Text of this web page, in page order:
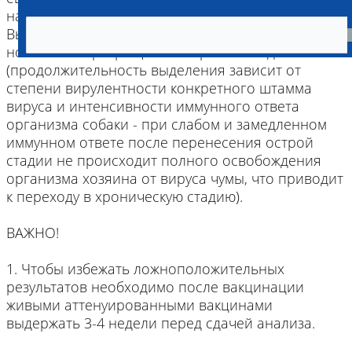
начинает выделять вирус в окружающую среду.
Выделение может продолжаться даже до 6 мес,
но обычно прекращается через 1-2 недели
(продолжительность выделения зависит от
степени вирулентности конкретного штамма
вируса и интенсивности иммунного ответа
организма собаки - при слабом и замедленном
иммунном ответе после перенесения острой
стадии не происходит полного освобождения
организма хозяина от вируса чумы, что приводит
к переходу в хроническую стадию).
ВАЖНО!
1. Чтобы избежать ложноположительных
результатов необходимо после вакцинации
живыми аттенуированными вакцинами
выдержать 3-4 недели перед сдачей анализа.